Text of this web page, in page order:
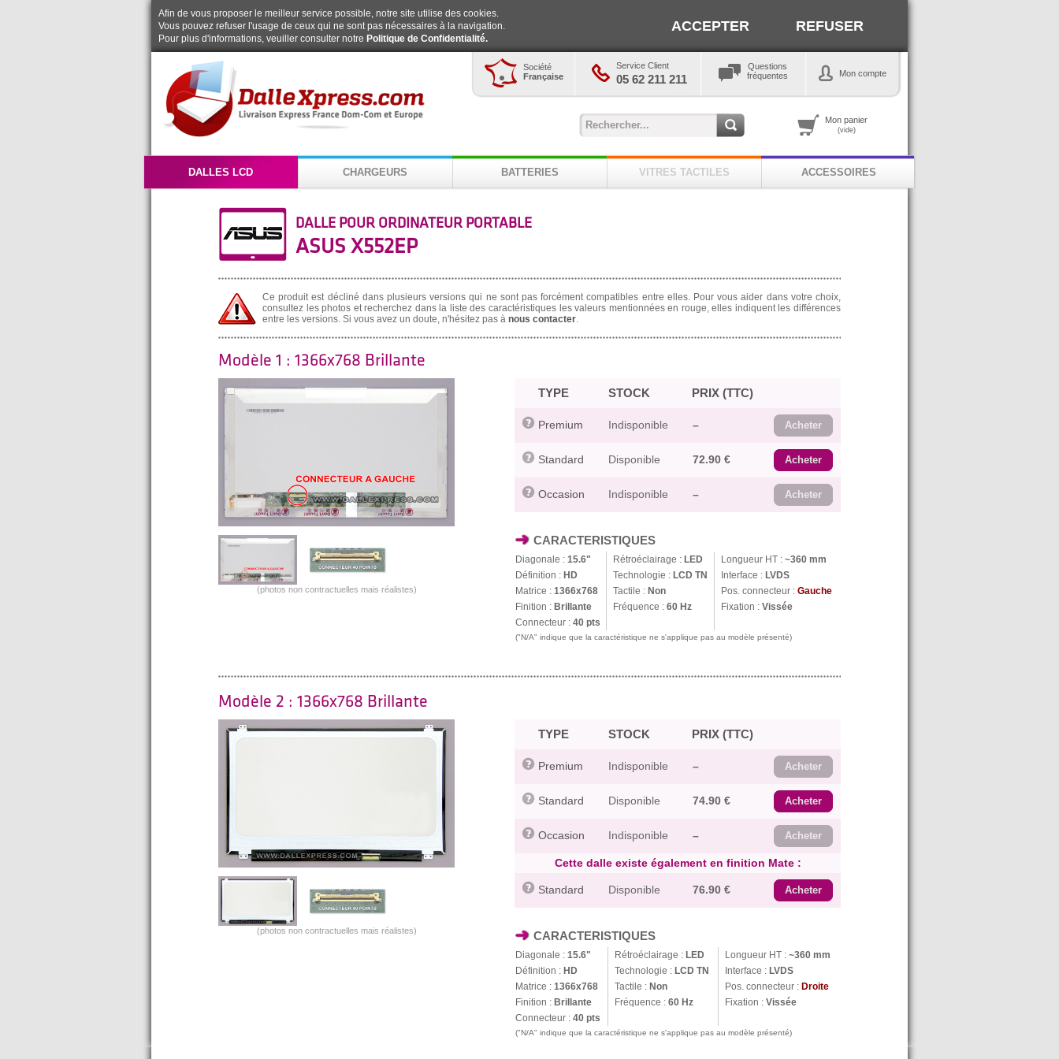
Afin de vous proposer le meilleur service possible, notre site utilise des cookies.
Vous pouvez refuser l'usage de ceux qui ne sont pas nécessaires à la navigation.
Pour plus d'informations, veuiller consulter notre Politique de Confidentialité.
ACCEPTER REFUSER
Société
Française
Service Client
05 62 211 211
Questions
fréquentes
Mon compte
Mon panier
(vide)
DALLES LCD CHARGEURS BATTERIES VITRES TACTILES ACCESSOIRES
DALLE POUR ORDINATEUR PORTABLE
ASUS X552EP
Ce produit est décliné dans plusieurs versions qui ne sont pas forcément compatibles entre elles. Pour vous aider dans votre choix,
consultez les photos et recherchez dans la liste des caractéristiques les valeurs mentionnées en rouge, elles indiquent les différences
entre les versions. Si vous avez un doute, n'hésitez pas à nous contacter.
Modèle 1 : 1366x768 Brillante
(photos non contractuelles mais réalistes)
TYPE STOCK PRIX (TTC)
Premium Indisponible – Acheter
Standard Disponible 72.90 € Acheter
Occasion Indisponible – Acheter
CARACTERISTIQUES
Diagonale : 15.6" Rétroéclairage : LED Longueur HT : ~360 mm
Définition : HD Technologie : LCD TN Interface : LVDS
Matrice : 1366x768 Tactile : Non Pos. connecteur : Gauche
Finition : Brillante Fréquence : 60 Hz Fixation : Vissée
Connecteur : 40 pts
("N/A" indique que la caractéristique ne s'applique pas au modèle présenté)
Modèle 2 : 1366x768 Brillante
(photos non contractuelles mais réalistes)
TYPE STOCK PRIX (TTC)
Premium Indisponible – Acheter
Standard Disponible 74.90 € Acheter
Occasion Indisponible – Acheter
Cette dalle existe également en finition Mate :
Standard Disponible 76.90 € Acheter
CARACTERISTIQUES
Diagonale : 15.6" Rétroéclairage : LED Longueur HT : ~360 mm
Définition : HD Technologie : LCD TN Interface : LVDS
Matrice : 1366x768 Tactile : Non Pos. connecteur : Droite
Finition : Brillante Fréquence : 60 Hz Fixation : Vissée
Connecteur : 40 pts
("N/A" indique que la caractéristique ne s'applique pas au modèle présenté)